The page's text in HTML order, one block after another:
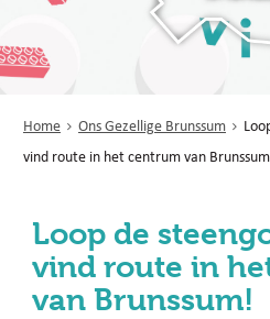
Home Ons Gezellige Brunssum
vind route in het centrum van
Loop de
vind route in
van Brunssum!